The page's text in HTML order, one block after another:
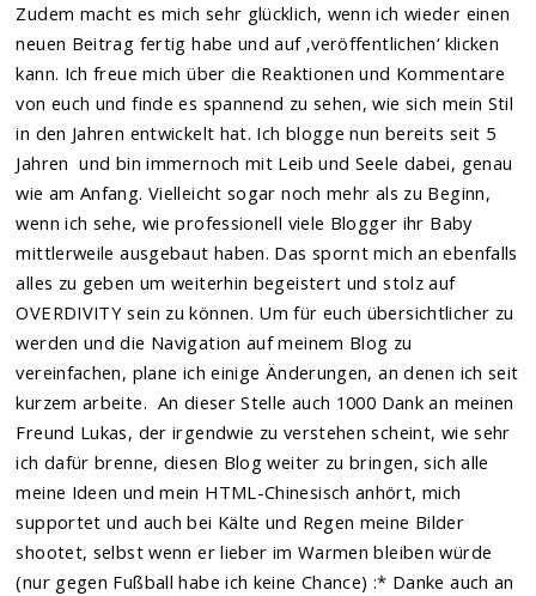
Zudem macht es mich sehr glücklich, wenn ich wieder einen
neuen Beitrag fertig habe und auf ‚veröffentlichen‘ klicken
kann. Ich freue mich über die Reaktionen und Kommentare
von euch und finde es spannend zu sehen, wie sich mein Stil
in den Jahren entwickelt hat. Ich blogge nun bereits seit 5
Jahren und bin immernoch mit Leib und Seele dabei, genau
wie am Anfang. Vielleicht sogar noch mehr als zu Beginn,
wenn ich sehe, wie professionell viele Blogger ihr Baby
mittlerweile ausgebaut haben. Das spornt mich an ebenfalls
alles zu geben um weiterhin begeistert und stolz auf
OVERDIVITY sein zu können. Um für euch übersichtlicher zu
werden und die Navigation auf meinem Blog zu
vereinfachen, plane ich einige Änderungen, an denen ich seit
kurzem arbeite. An dieser Stelle auch 1000 Dank an meinen
Freund Lukas, der irgendwie zu verstehen scheint, wie sehr
ich dafür brenne, diesen Blog weiter zu bringen, sich alle
meine Ideen und mein HTML-Chinesisch anhört, mich
supportet und auch bei Kälte und Regen meine Bilder
shootet, selbst wenn er lieber im Warmen bleiben würde
(nur gegen Fußball habe ich keine Chance) :* Danke auch an